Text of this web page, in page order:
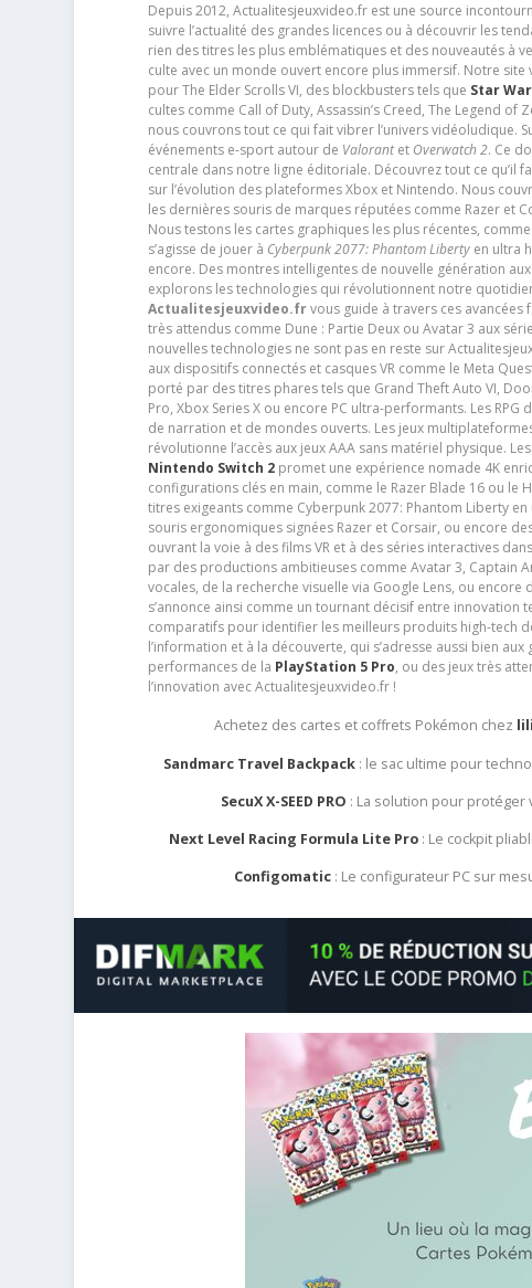
Depuis 2012, Actualitesjeuxvideo.fr est une source
suivre l’actualité des grandes licences ou à découvrir les
rien des titres les plus emblématiques et des nouveautés à
culte avec un monde ouvert encore plus immersif. Notre
pour The Elder Scrolls VI, des blockbusters tels que Star
cultes comme Call of Duty, Assassin’s Creed, The Legend
nous couvrons tout ce qui fait vibrer l’univers vidéoludique.
événements e-sport autour de Valorantet Overwatch 2. Ce
centrale dans notre ligne éditoriale. Découvrez tout ce qu’il
sur l’évolution des plateformes Xbox et Nintendo. Nous
les dernières souris de marques réputées comme Razer et
Nous testons les cartes graphiques les plus récentes,
s’agisse de jouer à Cyberpunk 2077: Phantom Libertyen ultra
encore. Des montres intelligentes de nouvelle génération
explorons les technologies qui révolutionnent notre
Actualitesjeuxvideo.frvous guide à travers ces avancées
très attendus comme Dune : Partie Deux ou Avatar 3 aux
nouvelles technologies ne sont pas en reste sur
aux dispositifs connectés et casques VR comme le Meta
porté par des titres phares tels que Grand Theft Auto VI,
Pro, Xbox Series X ou encore PC ultra-performants. Les
de narration et de mondes ouverts. Les jeux
révolutionne l’accès aux jeux AAA sans matériel physique.
Nintendo Switch 2promet une expérience nomade 4K
configurations clés en main, comme le Razer Blade 16 ou le
titres exigeants comme Cyberpunk 2077: Phantom Liberty
souris ergonomiques signées Razer et Corsair, ou encore
ouvrant la voie à des films VR et à des séries interactives
par des productions ambitieuses comme Avatar 3, Captain
vocales, de la recherche visuelle via Google Lens, ou encore
s’annonce ainsi comme un tournant décisif entre
comparatifs pour identifier les meilleurs produits high-tech
l’information et à la découverte, qui s’adresse aussi bien
performances de la PlayStation 5 Pro, ou des jeux très
l’innovation avec Actualitesjeuxvideo.fr !
Achetez des cartes et coffrets Pokémon chez
Sandmarc Travel Backpack: le sac ultime pour
SecuX X-SEED PRO : La solution pour protéger
Next Level Racing Formula Lite Pro: Le cockpit
Configomatic : Le configurateur PC sur